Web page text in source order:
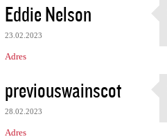
Eddie Nelson
23.02.2023
Adres
previouswainscot
28.02.2023
Adres